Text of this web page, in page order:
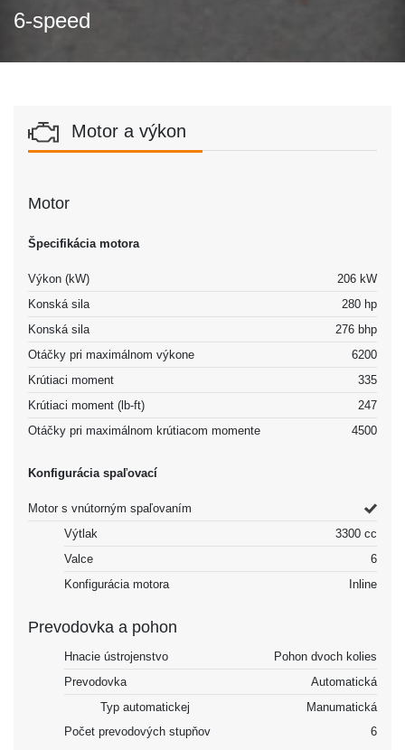
6-speed
Motor a výkon
Motor
Špecifikácia motora
Výkon (kW)
206 kW
Konská sila
280 hp
Konská sila
276 bhp
Otáčky pri maximálnom výkone
6200
Krútiaci moment
335
Krútiaci moment (lb-ft)
247
Otáčky pri maximálnom krútiacom momente
4500
Konfigurácia spaľovací
Motor s vnútorným spaľovaním
Výtlak
3300 cc
Valce
6
Konfigurácia motora
Inline
Prevodovka a pohon
Hnacie ústrojenstvo
Pohon dvoch kolies
Prevodovka
Automatická
Typ automatickej
Manumatická
Počet prevodových stupňov
6